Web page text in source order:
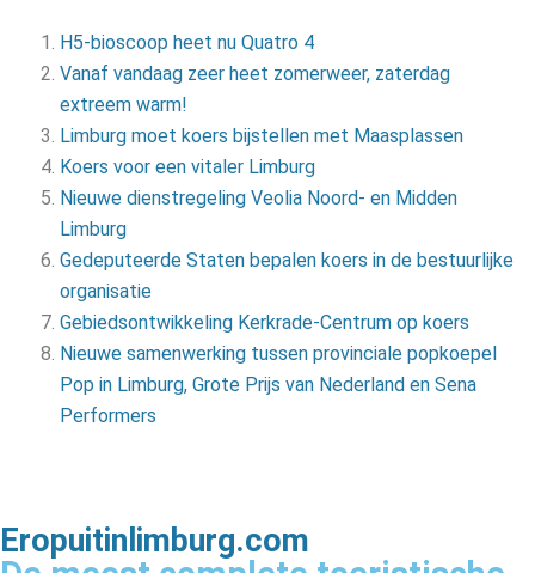
H5-bioscoop heet nu Quatro 4
Vanaf vandaag zeer heet zomerweer, zaterdag
extreem warm!
Limburg moet koers bijstellen met Maasplassen
Koers voor een vitaler Limburg
Nieuwe dienstregeling Veolia Noord- en Midden
Limburg
Gedeputeerde Staten bepalen koers in de bestuurlijke
organisatie
Gebiedsontwikkeling Kerkrade-Centrum op koers
Nieuwe samenwerking tussen provinciale popkoepel
Pop in Limburg, Grote Prijs van Nederland en Sena
Performers
Eropuitinlimburg.com